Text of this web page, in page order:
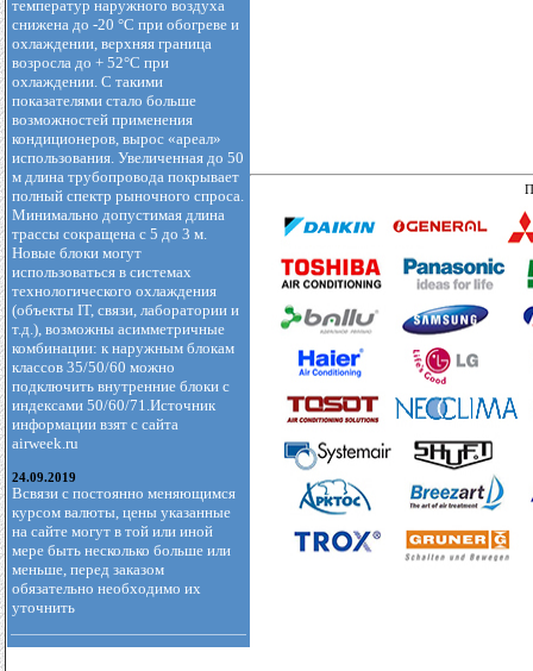
температур наружного воздуха
снижена до -20 °С при обогреве и
охлаждении, верхняя граница
возросла до + 52°С при
охлаждении. С такими
показателями стало больше
возможностей применения
кондиционеров, вырос «ареал»
использования. Увеличенная до 50
м длина трубопровода покрывает
полный спектр рыночного спроса.
Минимально допустимая длина
трассы сокращена с 5 до 3 м.
Новые блоки могут
использоваться в системах
технологического охлаждения
(объекты IT, связи, лаборатории и
т.д.), возможны асимметричные
комбинации: к наружным блокам
классов 35/50/60 можно
подключить внутренние блоки с
индексами 50/60/71.Источник
информации взят с сайта
airweek.ru
24.09.2019
Всвязи с постоянно меняющимся
курсом валюты, цены указанные
на сайте могут в той или иной
мере быть несколько больше или
меньше, перед заказом
обязательно необходимо их
уточнить